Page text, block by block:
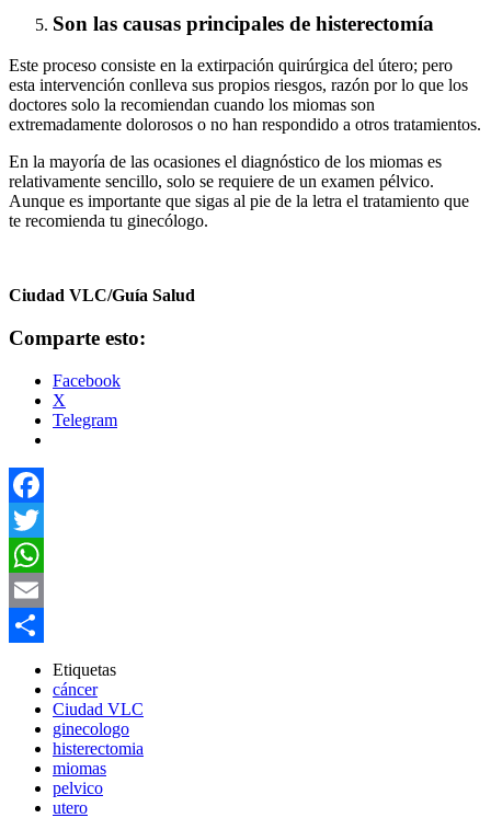
Son las causas principales de histerectomía
Este proceso consiste en la extirpación quirúrgica del útero; pero
esta intervención conlleva sus propios riesgos, razón por lo que los
doctores solo la recomiendan cuando los miomas son
extremadamente dolorosos o no han respondido a otros tratamientos.
En la mayoría de las ocasiones el diagnóstico de los miomas es
relativamente sencillo, solo se requiere de un examen pélvico.
Aunque es importante que sigas al pie de la letra el tratamiento que
te recomienda tu ginecólogo.
Ciudad VLC/Guía Salud
Comparte esto:
Facebook
X
Telegram
Facebook
Twitter
WhatsApp
Email
Compartir
Etiquetas
cáncer
Ciudad VLC
ginecologo
histerectomia
miomas
pelvico
utero